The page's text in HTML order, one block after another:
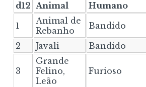
d12 Animal Humano
1
Animal de
Rebanho
Bandido
2
Javali Bandido
3
Grande
Felino,
Leão
Furioso